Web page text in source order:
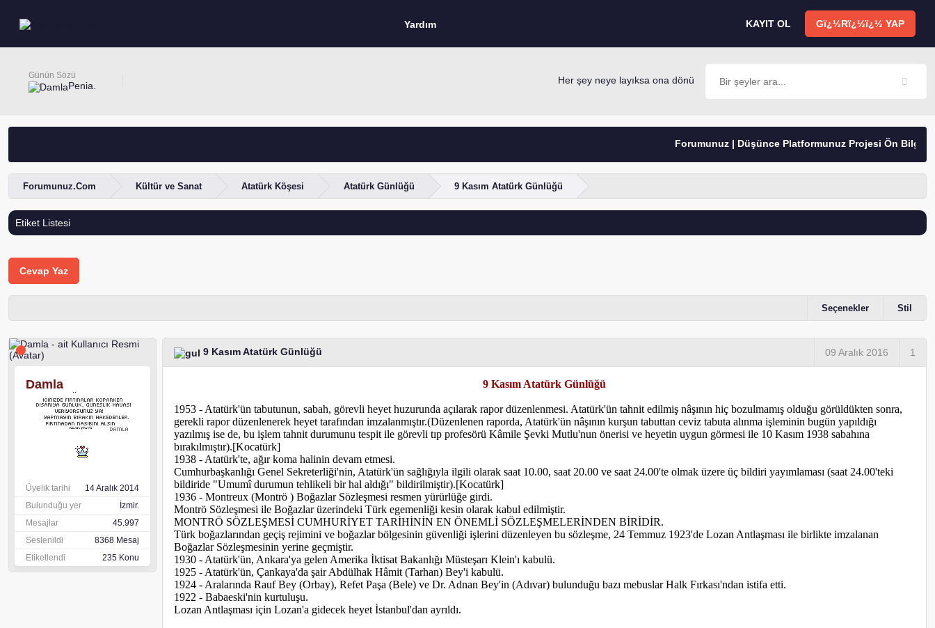
Yardım KAYIT OL Gï¿½Rï¿½ï¿½ YAP
Günün Sözü
Penia. Her şey neye layıksa ona dönüşür. -Mevlana
Forumunuz | Düşünce Platformunuz Projesi Ön
Forumunuz.Com Kültür ve Sanat Atatürk Köşesi Atatürk Günlüğü 9 Kasım Atatürk Günlüğü
Etiket Listesi
Cevap Yaz
Seçenekler Stil
Damla
Üyelik tarihi
14 Aralık 2014
Bulunduğu yer
İzmir.
Mesajlar
45.997
Seslenildi
8368 Mesaj
Etiketlendi
235 Konu
9 Kasım Atatürk Günlüğü 09 Aralık 2016 1
9 Kasım Atatürk Günlüğü
1953 - Atatürk'ün tabutunun, sabah, görevli heyet huzurunda açılarak rapor düzenlenmesi. Atatürk'ün tahnit edilmiş nâşının hiç bozulmamış olduğu görüldükten sonra,
gerekli rapor düzenlenerek heyet tarafından imzalanmıştır.(Düzenlenen raporda, Atatürk'ün nâşının kurşun tabuttan ceviz tabuta alınma işleminin bugün yapıldığı
yazılmış ise de, bu işlem tahnit durumunu tespit ile görevli tıp profesörü Kâmile Şevki Mutlu'nun önerisi ve heyetin uygun görmesi ile 10 Kasım 1938 sabahına
bırakılmıştır).[Kocatürk]
1938 - Atatürk'te, ağır koma halinin devam etmesi.
Cumhurbaşkanlığı Genel Sekreterliği'nin, Atatürk'ün sağlığıyla ilgili olarak saat 10.00, saat 20.00 ve saat 24.00'te olmak üzere üç bildiri yayımlaması (saat 24.00'teki
bildiride "Umumî durumun tehlikeli bir hal aldığı" bildirilmiştir).[Kocatürk]
1936 - Montreux (Montrö ) Boğazlar Sözleşmesi resmen yürürlüğe girdi.
Montrö Sözleşmesi ile Boğazlar üzerindeki Türk egemenliği kesin olarak kabul edilmiştir.
MONTRÖ SÖZLEŞMESİ CUMHURİYET TARİHİNİN EN ÖNEMLİ SÖZLEŞMELERİNDEN BİRİDİR.
Türk boğazlarından geçiş rejimini ve boğazlar bölgesinin güvenliği işlerini düzenleyen bu sözleşme, 24 Temmuz 1923'de Lozan Antlaşması ile birlikte imzalanan
Boğazlar Sözleşmesinin yerine geçmiştir.
1930 - Atatürk'ün, Ankara'ya gelen Amerika İktisat Bakanlığı Müsteşarı Klein'ı kabulü.
1925 - Atatürk'ün, Çankaya'da şair Abdülhak Hâmit (Tarhan) Bey'i kabulü.
1924 - Aralarında Rauf Bey (Orbay), Refet Paşa (Bele) ve Dr. Adnan Bey'in (Adıvar) bulunduğu bazı mebuslar Halk Fırkası'ndan istifa etti.
1922 - Babaeski'nin kurtuluşu.
Lozan Antlaşması için Lozan'a gidecek heyet İstanbul'dan ayrıldı.